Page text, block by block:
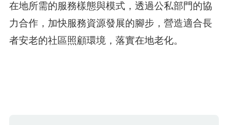
在地所需的服務樣態與模式，透過公私部門的協
力合作，加快服務資源發展的腳步，營造適合長
者安老的社區照顧環境，落實在地老化。